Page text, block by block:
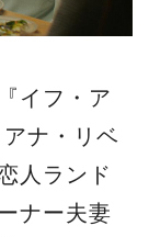
イフ・ア
ナ・リベ
人ランド
ナー夫妻